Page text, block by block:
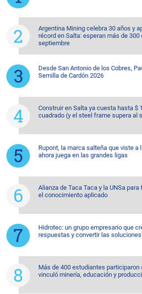
Argentina Mining celebra 30 años y
récord en Salta: esperan más de
septiembre
Desde San Antonio de los Cobres,
Semilla de Cardón 2026
Construir en Salta ya cuesta hasta $
cuadrado (y el steel frame supera al
Rupont, la marca salteña que viste a
ahora juega en las grandes ligas
Alianza de Taca Taca y la UNSa
el conocimiento aplicado
Hidrotec: un grupo empresario que
respuestas y convertir las
Más de 400 estudiantes participaron
vinculó minería, educación y